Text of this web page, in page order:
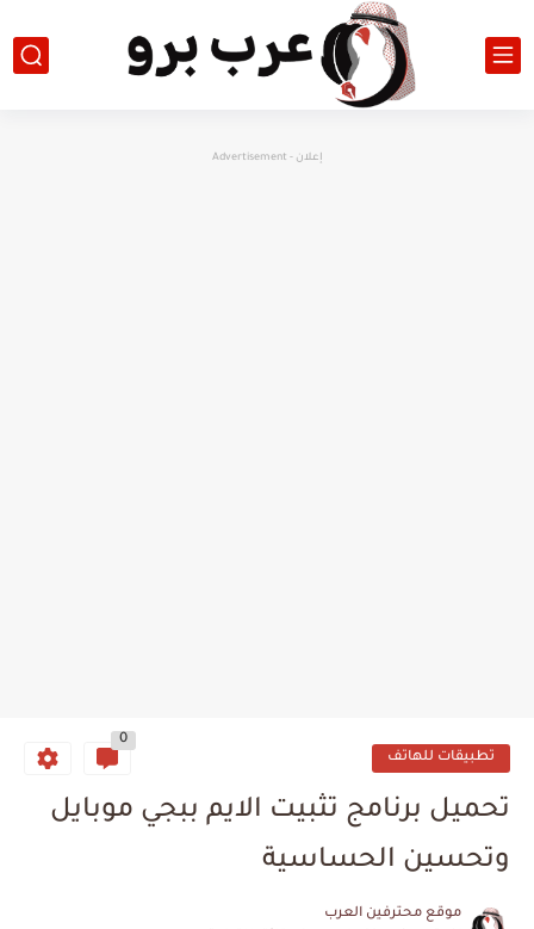
إعلان - Advertisement
تطبيقات للهاتف
0
تحميل برنامج تثبيت الايم ببجي موبايل
وتحسين الحساسية
موقع محترفين العرب